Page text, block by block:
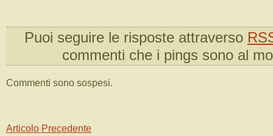
Puoi seguire le risposte attraverso
commenti che i pings sono al
Commenti sono sospesi.
Articolo Precedente